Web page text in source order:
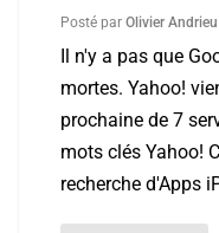
Posté par Olivier Andrieu
Il n'y a pas que
mortes. Yahoo!
prochaine de 7
mots clés Yahoo!
recherche d'Apps